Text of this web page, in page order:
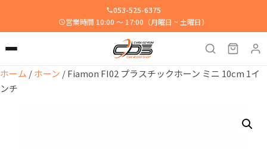
053-525-6375
営業時間 10:00 ～ 17:00（月曜日 ~ 土曜日）
ホーム /ホーン / Fiamon FI02 プラスチックホーン ミニ 10cm 1イ
ンチ